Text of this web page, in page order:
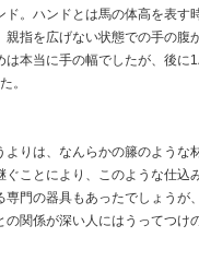
ド。ハンドとは馬の体高を表す
親指を広げない状態での手の腹
は本当に手の幅でしたが、後に
。
よりは、なんらかの籐のような
ことにより、このような仕込
専門の器具もあったでしょうが
の関係が深い人にはうってつけ